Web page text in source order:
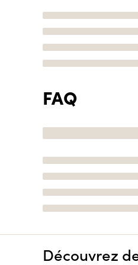
FAQ
Découvrez